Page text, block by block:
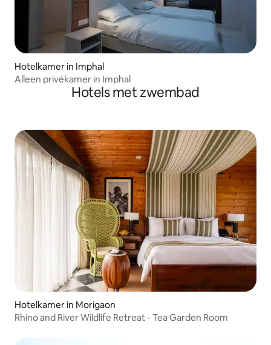
Hotelkamer in Imphal
Alleen privékamer in Imphal
Hotels met zwembad
Hotelkamer in Morigaon
Rhino and River Wildlife Retreat - Tea Garden Room